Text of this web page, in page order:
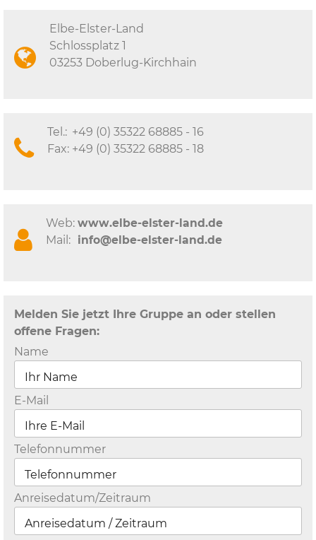
Elbe-Elster-Land
Schlossplatz 1
03253 Doberlug-Kirchhain
Tel.: +49 (0) 35322 68885 - 16
Fax: +49 (0) 35322 68885 - 18
Web: www.elbe-elster-land.de
Mail: info@elbe-elster-land.de
Melden Sie jetzt Ihre Gruppe an oder stellen
offene Fragen:
Name
E-Mail
Telefonnummer
Anreisedatum/Zeitraum